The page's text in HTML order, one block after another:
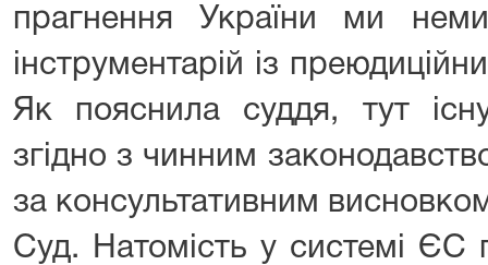
прагнення України ми
інструментарій із
Як пояснила суддя, тут
згідно з чинним
за консультативним
Суд. Натомість у системі ЄС